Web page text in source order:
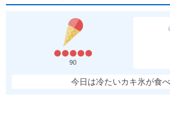
90
今日は冷たいカキ氷が食